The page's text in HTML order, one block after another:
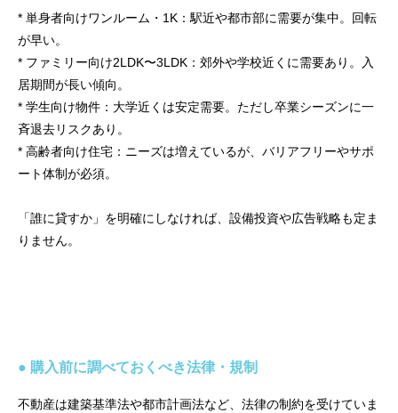
* 単身者向けワンルーム・1K：駅近や都市部に需要が集中。回転
が早い。
* ファミリー向け2LDK〜3LDK：郊外や学校近くに需要あり。入
居期間が長い傾向。
* 学生向け物件：大学近くは安定需要。ただし卒業シーズンに一
斉退去リスクあり。
* 高齢者向け住宅：ニーズは増えているが、バリアフリーやサポ
ート体制が必須。
「誰に貸すか」を明確にしなければ、設備投資や広告戦略も定ま
りません。
● 購入前に調べておくべき法律・規制
不動産は建築基準法や都市計画法など、法律の制約を受けていま